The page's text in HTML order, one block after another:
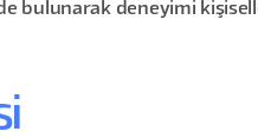
bulunarak deneyimi